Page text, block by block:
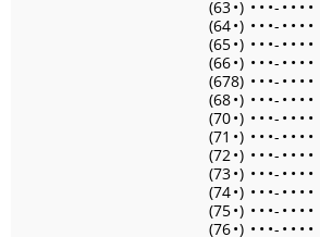
(63•) • • •- • • • •
(64•) • • •- • • • •
(65•) • • •- • • • •
(66•) • • •- • • • •
(678) • • •- • • • •
(68•) • • •- • • • •
(70•) • • •- • • • •
(71 •) • • •- • • • •
(72•) • • •- • • • •
(73•) • • •- • • • •
(74•) • • •- • • • •
(75•) • • •- • • • •
(76•) • • •- • • • •